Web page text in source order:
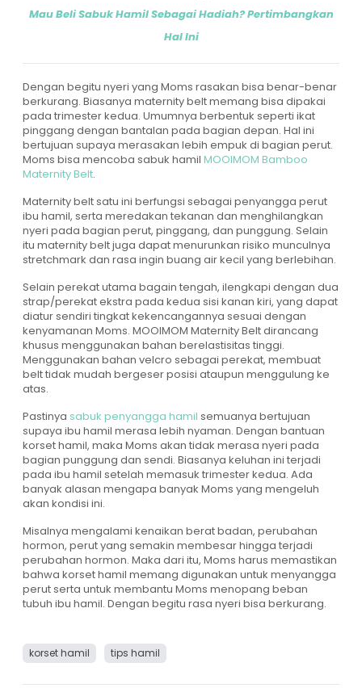
Mau Beli Sabuk Hamil Sebagai Hadiah? Pertimbangkan
Hal Ini
Dengan begitu nyeri yang Moms rasakan bisa benar-benar
berkurang. Biasanya maternity belt memang bisa dipakai
pada trimester kedua. Umumnya berbentuk seperti ikat
pinggang dengan bantalan pada bagian depan. Hal ini
bertujuan supaya merasakan lebih empuk di bagian perut.
Moms bisa mencoba sabuk hamil MOOIMOM Bamboo
Maternity Belt.
Maternity belt satu ini berfungsi sebagai penyangga perut
ibu hamil, serta meredakan tekanan dan menghilangkan
nyeri pada bagian perut, pinggang, dan punggung. Selain
itu maternity belt juga dapat menurunkan risiko munculnya
stretchmark dan rasa ingin buang air kecil yang berlebihan.
Selain perekat utama bagain tengah, ilengkapi dengan dua
strap/perekat ekstra pada kedua sisi kanan kiri, yang dapat
diatur sendiri tingkat kekencangannya sesuai dengan
kenyamanan Moms. MOOIMOM Maternity Belt dirancang
khusus menggunakan bahan berelastisitas tinggi.
Menggunakan bahan velcro sebagai perekat, membuat
belt tidak mudah bergeser posisi ataupun menggulung ke
atas.
Pastinya sabuk penyangga hamil semuanya bertujuan
supaya ibu hamil merasa lebih nyaman. Dengan bantuan
korset hamil, maka Moms akan tidak merasa nyeri pada
bagian punggung dan sendi. Biasanya keluhan ini terjadi
pada ibu hamil setelah memasuk trimester kedua. Ada
banyak alasan mengapa banyak Moms yang mengeluh
akan kondisi ini.
Misalnya mengalami kenaikan berat badan, perubahan
hormon, perut yang semakin membesar hingga terjadi
perubahan hormon. Maka dari itu, Moms harus memastikan
bahwa korset hamil memang digunakan untuk menyangga
perut serta untuk membantu Moms menopang beban
tubuh ibu hamil. Dengan begitu rasa nyeri bisa berkurang.
korset hamil tips hamil